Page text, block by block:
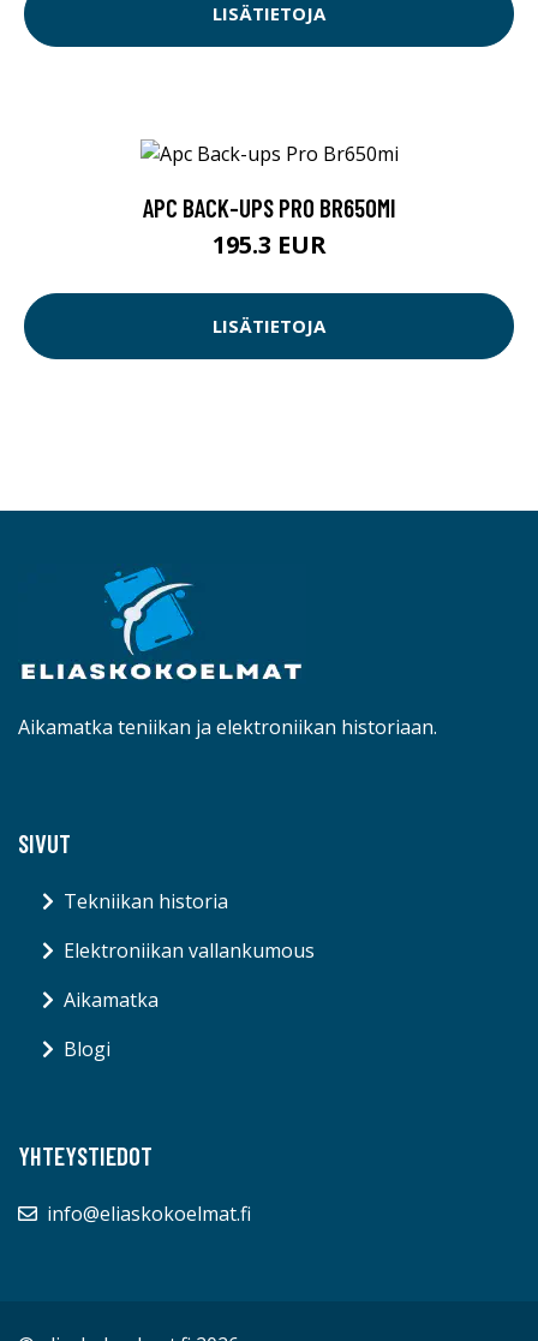
LISÄTIETOJA
APC BACK-UPS PRO BR650MI
195.3 EUR
LISÄTIETOJA
Aikamatka teniikan ja elektroniikan historiaan.
SIVUT
Tekniikan historia
Elektroniikan vallankumous
Aikamatka
Blogi
YHTEYSTIEDOT
info@eliaskokoelmat.fi